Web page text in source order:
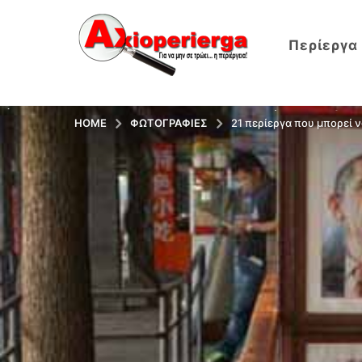
Περίεργα
HOME ΦΩΤΟΓΡΑΦΊΕΣ 21 περίεργα που μπορεί